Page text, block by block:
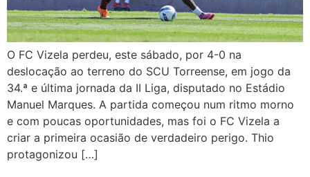
O FC Vizela perdeu, este sábado, por 4-0 na
deslocação ao terreno do SCU Torreense, em jogo da
34.ª e última jornada da II Liga, disputado no Estádio
Manuel Marques. A partida começou num ritmo morno
e com poucas oportunidades, mas foi o FC Vizela a
criar a primeira ocasião de verdadeiro perigo. Thio
protagonizou […]